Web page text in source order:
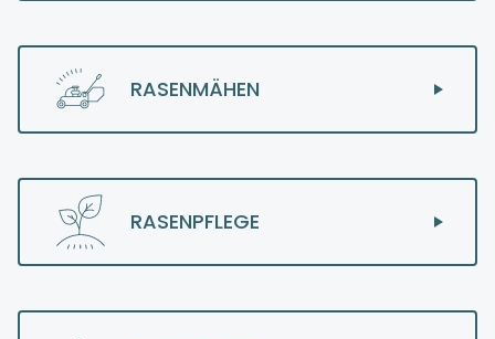
RASENMÄHEN
RASENPFLEGE